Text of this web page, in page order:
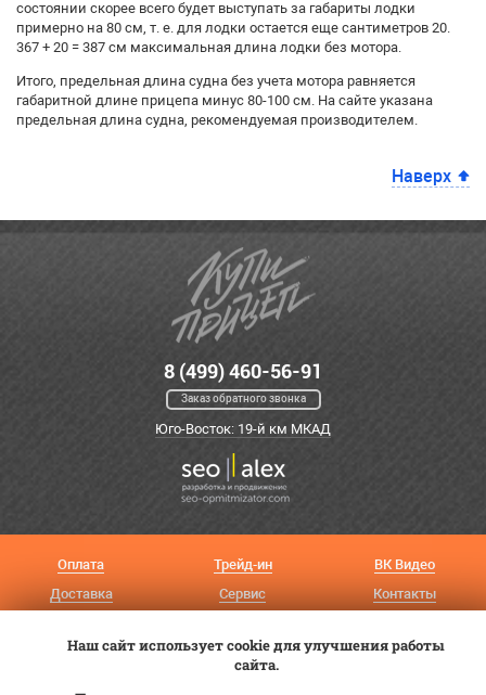
состоянии скорее всего будет выступать за габариты лодки
примерно на 80 см, т. е. для лодки остается еще сантиметров 20.
367 + 20 = 387 см максимальная длина лодки без мотора.
Итого, предельная длина судна без учета мотора равняется
габаритной длине прицепа минус 80-100 см. На сайте указана
предельная длина судна, рекомендуемая производителем.
Наверх
8 (499) 460-56-91
Заказ обратного звонка
Юго-Восток: 19-й км МКАД
Оплата
Доставка
Трейд-ин
Сервис
ВК Видео
Контакты
ООО «Авангард»
Наш сайт использует cookie для улучшения работы
сайта.